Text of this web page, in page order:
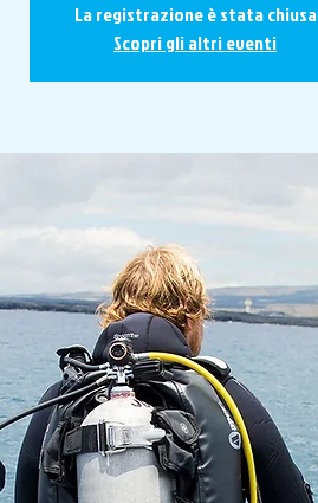
La registrazione è stata chiusa
Scopri gli altri eventi